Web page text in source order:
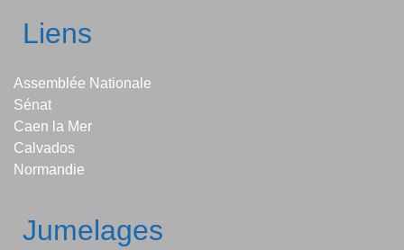
Liens
Assemblée Nationale
Sénat
Caen la Mer
Calvados
Normandie
Jumelages